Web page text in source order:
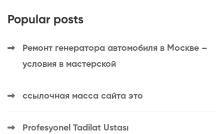
Popular posts
Ремонт генератора автомобиля в Москве –
условия в мастерской
ссылочная масса сайта это
Profesyonel Tadilat Ustası